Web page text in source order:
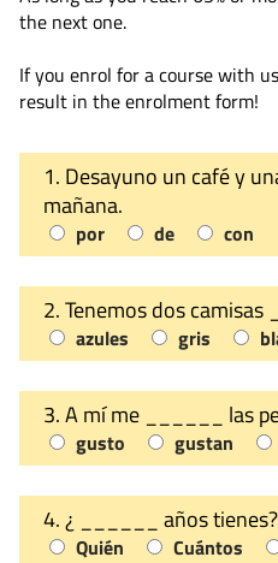
the next one.
If you enrol for a course with
result in the enrolment form!
1. Desayuno un café y
mañana.
por de con
2. Tenemos dos
azules gris
3. A mí me ______ las
gusto gustan
4. ¿ ______ años tienes?
Quién Cuántos